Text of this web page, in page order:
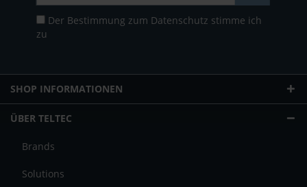
Der Bestimmung zum Datenschutz stimme ich
zu
SHOP INFORMATIONEN
ÜBER TELTEC
Brands
Solutions